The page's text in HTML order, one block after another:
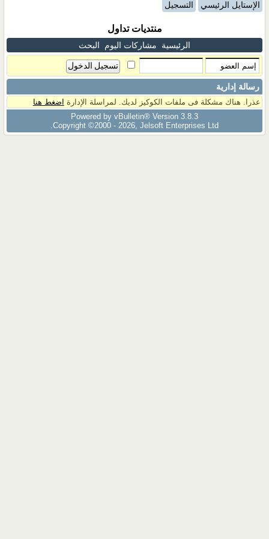
الإستايل الرئيسي التسجيل
منتديات تداول
الرئيسية مشاركات اليوم البحث
رسالة إدارية
عذرا. هناك مشكلة فى ملفات الكوكيز لديك. لمراسلة الإدارة اضغط هنا
Powered by vBulletin® Version 3.8.3
Copyright ©2000 - 2026, Jelsoft Enterprises Ltd.